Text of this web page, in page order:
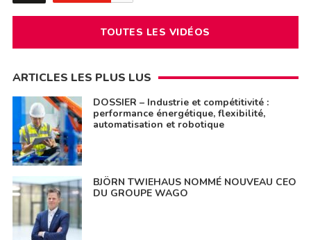
TOUTES LES VIDÉOS
ARTICLES LES PLUS LUS
DOSSIER – Industrie et compétitivité :
performance énergétique, flexibilité,
automatisation et robotique
BJÖRN TWIEHAUS NOMMÉ NOUVEAU CEO
DU GROUPE WAGO